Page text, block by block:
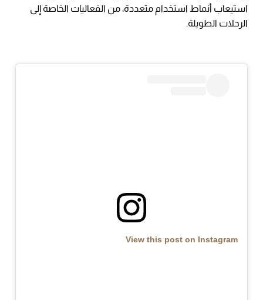
استيعاب أنماط استخدام متعددة، من الفعاليات الخاصة إلى
الرحلات الطويلة.
View this post on Instagram